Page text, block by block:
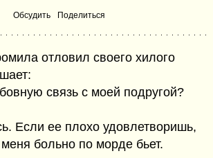
Обсудить Поделиться
отловил своего хилого
связь с моей подругой?
Если ее плохо удовлетворишь,
больно по морде бьет.